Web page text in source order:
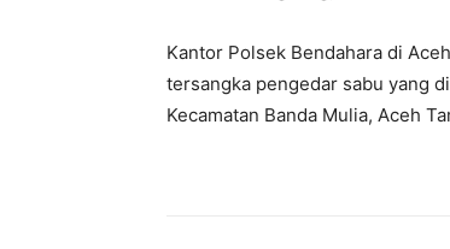
Kantor Polsek Bendahara di
tersangka pengedar sabu yang
Kecamatan Banda Mulia, Aceh